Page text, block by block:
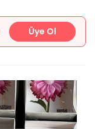
Üye Ol